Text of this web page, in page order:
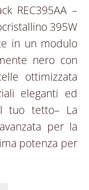
REC395AA –
395W
in un modulo
nero con
ottimizzata
eleganti ed
tuo tetto– La
per la
potenza per